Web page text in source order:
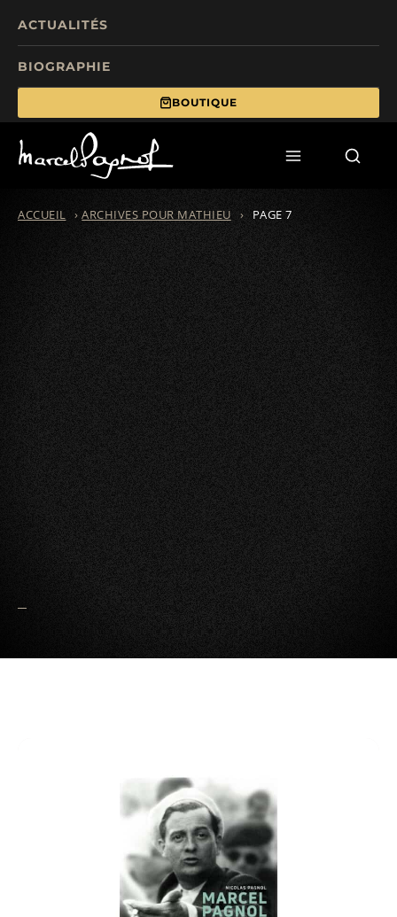
ACTUALITÉS
BIOGRAPHIE
BOUTIQUE
ÉCRITS
ACCUEIL ›ARCHIVES POUR MATHIEU › PAGE 7